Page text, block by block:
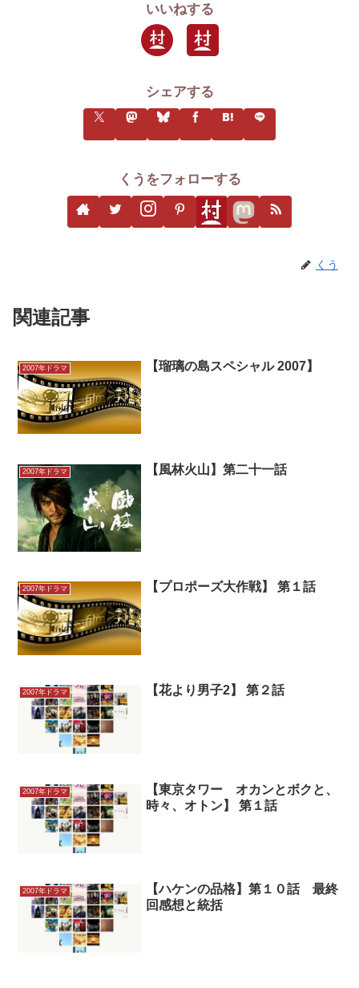
いいねする
シェアする
くうをフォローする
くう
関連記事
2007年ドラマ 【瑠璃の島スペシャル 2007】
2007年ドラマ 【風林火山】第二十一話
2007年ドラマ 【プロポーズ大作戦】 第１話
2007年ドラマ 【花より男子2】 第２話
2007年ドラマ
【東京タワー オカンとボクと、
時々、オトン】 第１話
2007年ドラマ
【ハケンの品格】第１０話 最終
回感想と統括